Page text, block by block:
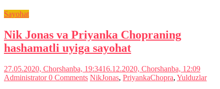
Sayohat
Nik Jonas va Priyanka Chopraning
hashamatli uyiga sayohat
27.05.2020, Chorshanba, 19:3416.12.2020, Chorshanba, 12:09
Administrator0 Comments NikJonas, PriyankaChopra, Yulduzlar